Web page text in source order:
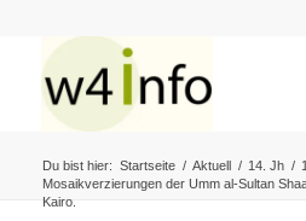
Du bist hier: Startseite / Aktuell / 14. Jh /
Mosaikverzierungen der Umm al-Sultan
Kairo.